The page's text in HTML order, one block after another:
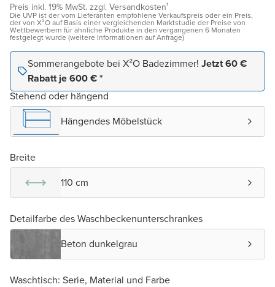
Preis inkl. 19% MwSt. zzgl. Versandkosten¹
Die UVP ist der vom Lieferanten empfohlene Verkaufspreis oder ein Preis,
der von X²O auf Basis einer vergleichenden Marktstudie der Preise von
Wettbewerbern für ähnliche Produkte in den vergangenen 6 Monaten
festgelegt wurde (weitere Informationen auf Anfrage)
Sommerangebote bei X²O Badezimmer! Jetzt 60 €
Rabatt je 600 € *
Stehend oder hängend
Hängendes Möbelstück
Breite
110 cm
Detailfarbe des Waschbeckenunterschrankes
Beton dunkelgrau
Waschtisch: Serie, Material und Farbe